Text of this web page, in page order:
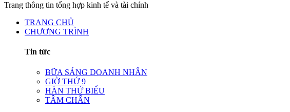
Trang thông tin tổng hợp kinh tế và tài chính
TRANG CHỦ
CHƯƠNG TRÌNH
Tin tức
BỮA SÁNG DOANH NHÂN
GIỜ THỨ 9
HÀN THỬ BIỂU
TÂM CHẤN